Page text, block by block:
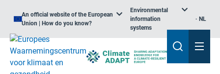
An official website of the European
Union | How do you know?
Environmental
information
systems
NL